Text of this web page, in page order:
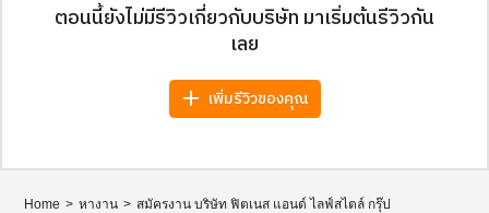
ตอนนี้ยังไม่มีรีวิวเกี่ยวกับบริษัท มาเริ่มต้นรีวิวกัน
เลย
add เพิ่มรีวิวของคุณ
Home > หางาน > สมัครงาน บริษัท ฟิตเนส แอนด์ ไลฟ์สไตล์ กรุ๊ป